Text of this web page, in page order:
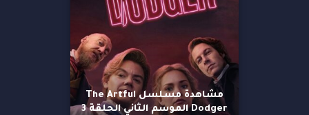
مشاهدة مسلسل The Artful
Dodger الموسم الثاني الحلقة 3